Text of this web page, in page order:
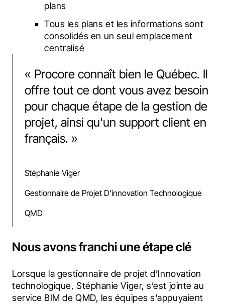
plans
Tous les plans et les informations sont
consolidés en un seul emplacement
centralisé
« Procore connaît bien le Québec. Il
offre tout ce dont vous avez besoin
pour chaque étape de la gestion de
projet, ainsi qu'un support client en
français. »
Stéphanie Viger
Gestionnaire de Projet D'innovation Technologique
QMD
Nous avons franchi une étape clé
Lorsque la gestionnaire de projet d’Innovation
technologique, Stéphanie Viger, s’est jointe au
service BIM de QMD, les équipes s'appuyaient